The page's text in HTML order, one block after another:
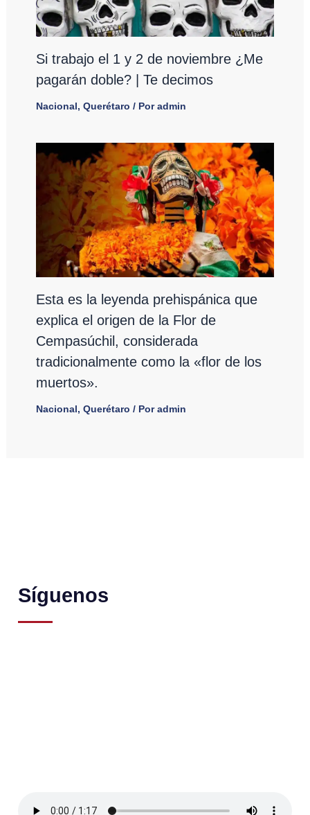
Si trabajo el 1 y 2 de noviembre ¿Me
pagarán doble? | Te decimos
Nacional, Querétaro / Poradmin
Esta es la leyenda prehispánica que
explica el origen de la Flor de
Cempasúchil, considerada
tradicionalmente como la «flor de los
muertos».
Nacional, Querétaro / Poradmin
Síguenos